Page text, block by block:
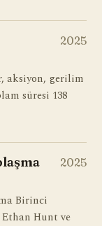
2025
aksiyon, gerilim
süresi 138
2025
Birinci
Ethan Hunt ve